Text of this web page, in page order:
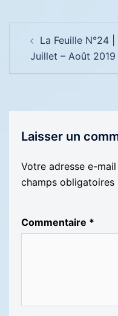
d’articleLa Feuille N°24 |
Juillet – Août 2019
Laisser un
Votre adresse e-
champs obligatoires
Commentaire *